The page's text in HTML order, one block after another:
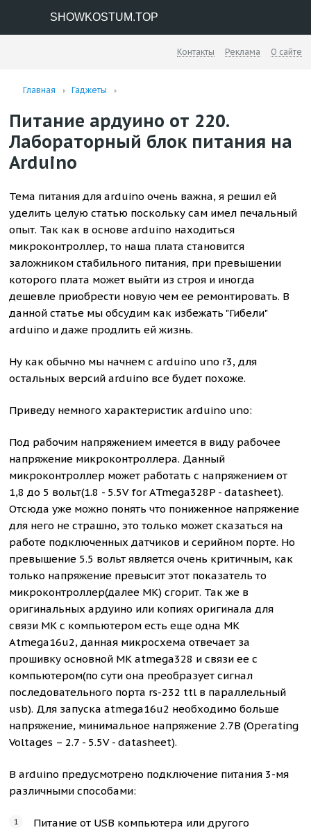
SHOWKOSTUM.TOP
Контакты Реклама О сайте
Главная Гаджеты
Питание ардуино от 220.
Лабораторный блок питания на
Arduino
Тема питания для arduino очень важна, я решил ей
уделить целую статью поскольку сам имел печальный
опыт. Так как в основе arduino находиться
микроконтроллер, то наша плата становится
заложником стабильного питания, при превышении
которого плата может выйти из строя и иногда
дешевле приобрести новую чем ее ремонтировать. В
данной статье мы обсудим как избежать "Гибели"
arduino и даже продлить ей жизнь.
Ну как обычно мы начнем с arduino uno r3, для
остальных версий arduino все будет похоже.
Приведу немного характеристик arduino uno:
Под рабочим напряжением имеется в виду рабочее
напряжение микроконтроллера. Данный
микроконтроллер может работать с напряжением от
1,8 до 5 вольт(1.8 - 5.5V for ATmega328P - datasheet).
Отсюда уже можно понять что пониженное напряжение
для него не страшно, это только может сказаться на
работе подключенных датчиков и серийном порте. Но
превышение 5.5 вольт является очень критичным, как
только напряжение превысит этот показатель то
микроконтроллер(далее МК) сгорит. Так же в
оригинальных ардуино или копиях оригинала для
связи МК с компьютером есть еще одна МК
Atmega16u2, данная микросхема отвечает за
прошивку основной МК atmega328 и связи ее с
компьютером(по сути она преобразует сигнал
последовательного порта rs-232 ttl в параллельный
usb). Для запуска atmega16u2 необходимо больше
напряжение, минимальное напряжение 2.7В (Operating
Voltages – 2.7 - 5.5V - datasheet).
В arduino предусмотрено подключение питания 3-мя
различными способами:
Питание от USB компьютера или другого